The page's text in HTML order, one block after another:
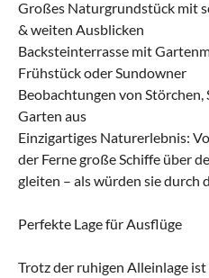
Großes Naturgrundstück mit
& weiten Ausblicken
Backsteinterrasse mit
Frühstück oder Sundowner
Beobachtungen von
Garten aus
Einzigartiges Naturerlebnis:
der Ferne große Schiffe über
gleiten – als würden sie durch
Perfekte Lage für Ausflüge
Trotz der ruhigen Alleinlage ist